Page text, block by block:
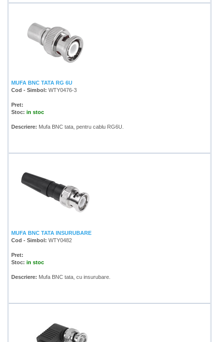
MUFA BNC TATA RG 6U
Cod - Simbol: WTY0476-3
Pret:
Stoc: in stoc
Descriere: Mufa BNC tata, pentru cablu RG6U.
MUFA BNC TATA INSURUBARE
Cod - Simbol: WTY0482
Pret:
Stoc: in stoc
Descriere: Mufa BNC tata, cu insurubare.